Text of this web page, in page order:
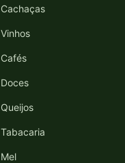
Cachaças
Vinhos
Cafés
Doces
Queijos
Tabacaria
Mel